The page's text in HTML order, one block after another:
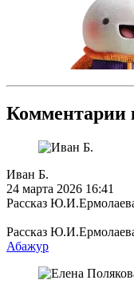
Комментарии
Иван Б.
24 марта 2026 16:41
Рассказ
Рассказ
Абажур